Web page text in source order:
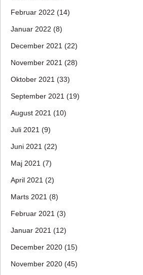
Februar 2022 (14)
Januar 2022 (8)
December 2021 (22)
November 2021 (28)
Oktober 2021 (33)
September 2021 (19)
August 2021 (10)
Juli 2021 (9)
Juni 2021 (22)
Maj 2021 (7)
April 2021 (2)
Marts 2021 (8)
Februar 2021 (3)
Januar 2021 (12)
December 2020 (15)
November 2020 (45)